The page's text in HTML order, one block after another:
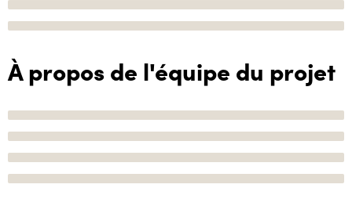
À propos de l'équipe du projet